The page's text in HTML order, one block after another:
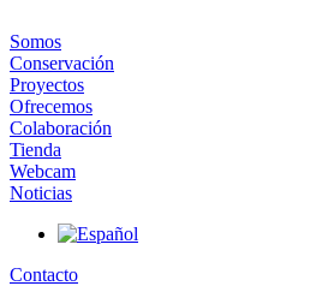
Somos
Conservación
Proyectos
Ofrecemos
Colaboración
Tienda
Webcam
Noticias
Contacto